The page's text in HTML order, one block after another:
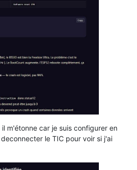
m'étonne car je suis configurer en
le TIC pour voir si j'ai